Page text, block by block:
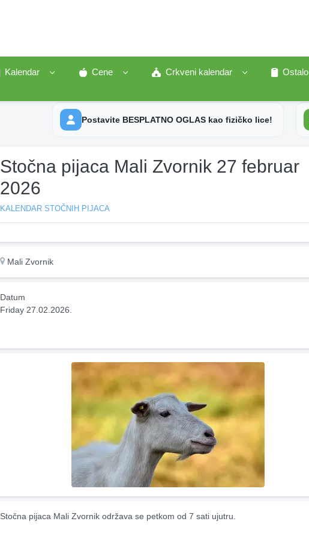
Kalendar Cene Crkveni kalendar
Ostalo
Postavite BESPLATNO OGLAS kao fizičko lice!
Stočna pijaca Mali Zvornik 27 februar
2026
KALENDAR STOČNIH PIJACA
Mali Zvornik
Datum
Friday 27.02.2026.
Stočna pijaca Mali Zvornik održava se petkom od 7 sati ujutru.